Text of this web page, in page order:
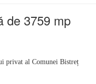
de 3759 mp
privat al Comunei Bistreț